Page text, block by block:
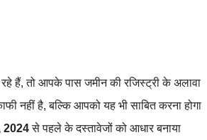
हैं, तो आपके पास जमीन की रजिस्ट्री के अलावा
नहीं है, बल्कि आपको यह भी साबित करना होगा
2024से पहले के दस्तावेजों को आधार बनाया